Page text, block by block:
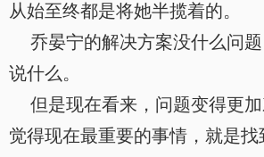
从始至终都是将她半揽着的。
乔晏宁的解决方案没什么问题
说什么。
但是现在看来，问题变得更
觉得现在最重要的事情，就是